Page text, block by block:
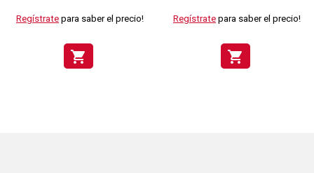
Regístrate para saber el precio!
shopping_cart
Regístrate para saber el precio!
shopping_cart